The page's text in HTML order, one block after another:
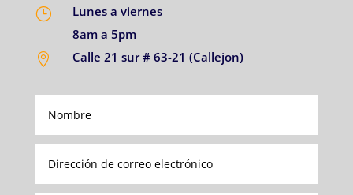
}
Lunes a viernes
8am a 5pm

Calle 21 sur # 63-21 (Callejon)